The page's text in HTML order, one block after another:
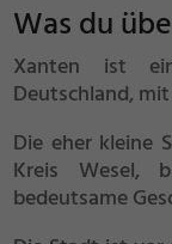
Was du
Xanten ist
Deutschland,
Die eher kleine
Kreis Wesel,
bedeutsame